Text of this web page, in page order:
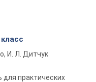
И. Л. Дитчук
для практических